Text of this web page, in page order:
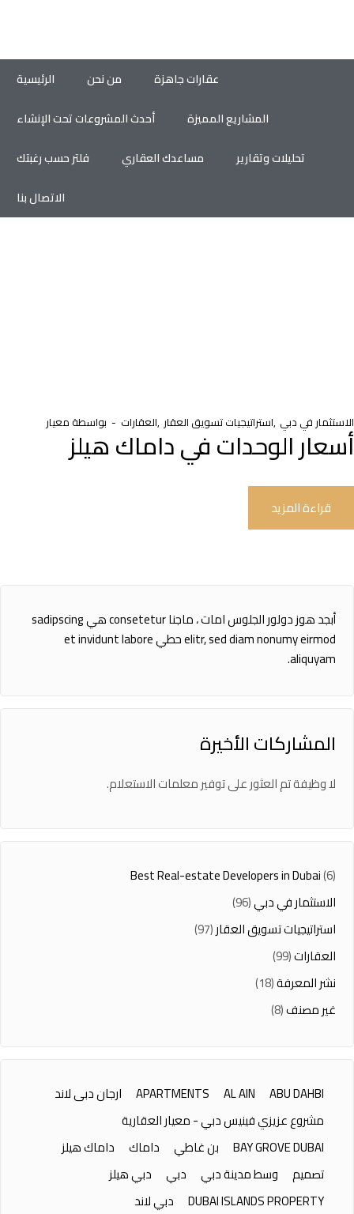
الرئيسية من نحن
عقارات جاهزة
أحدث المشروعات تحت الإنشاء
المشاريع المميزة
فلتر حسب رغبتك
مساعدك العقاري
تحليلات وتقارير
الاتصال بنا
الاستثمار في دبي استراتيجيات تسويق العقار العقارات بواسطة معيار
أسعار الوحدات في داماك هيلز
قراءة المزيد
أبجد هوز دولور الجلوس امات ، ماجنا consetetur هي sadipscing
elitr, sed diam nonumy eirmod حطي et invidunt labore
aliquyam.
المشاركات الأخيرة
لا وظيفة تم العثور على توفير معلمات الاستعلام.
Best Real-estate Developers in Dubai(6)
الاستثمار في دبي(96)
استراتيجيات تسويق العقار(97)
العقارات(99)
نشر المعرفة(18)
غير مصنف(8)
ABU DAHBI
AL AIN
APARTMENTS
ارجان دبى لاند
مشروع عزيزي فينيس دبي - معيار العقارية
BAY GROVE DUBAI
بن غاطي داماك
داماك هيلز
تصميم
وسط مدينة دبي دبي
دبي هيلز
DUBAI ISLANDS PROPERTY
دبي لاند